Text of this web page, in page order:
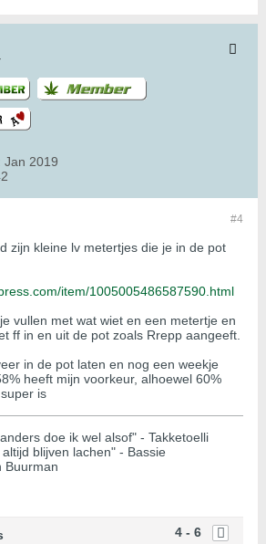
Jan 2019
#4
zijn kleine lv metertjes die je in de pot
item/1005005486587590.html
vullen met wat wiet en een metertje en
ff in en uit de pot zoals Rrepp aangeeft.
in de pot laten en nog een weekje
heeft mijn voorkeur, alhoewel 60%
is
doe ik wel alsof" - Takketoelli
blijven lachen" - Bassie
Buurman
4 - 6